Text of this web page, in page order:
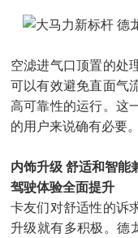
空滤进气口顶置的处
可以有效避免直面气
高可靠性的运行。这
的用户来说确有必要。
内饰升级 舒适和智能
驾驶体验全面提升
卡友们对舒适性的诉
升级就有多积极。德